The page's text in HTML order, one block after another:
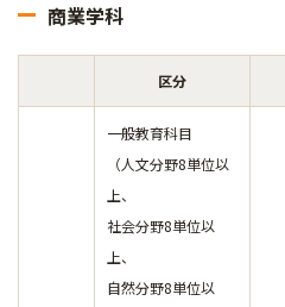
商業学科
区分
一般教育科目
（人文分野8単位以
上、
社会分野8単位以
上、
自然分野8単位以